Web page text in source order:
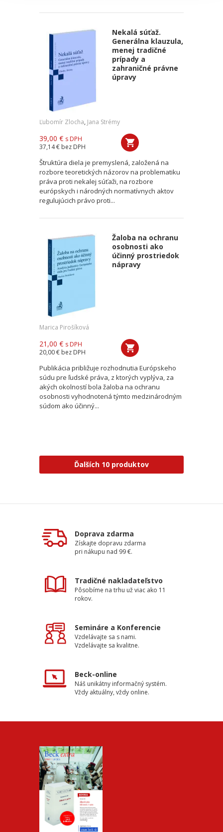
Nekalá súťaž.
Generálna klauzula,
menej tradičné
prípady a
zahraničné právne
úpravy
Ľubomír Zlocha, Jana Strémy
39,00 € s DPH
37,14 € bez DPH
Štruktúra diela je premyslená, založená na
rozbore teoretických názorov na problematiku
práva proti nekalej súťaži, na rozbore
európskych i národných normatívnych aktov
regulujúcich právo proti...
Žaloba na ochranu
osobnosti ako
účinný prostriedok
nápravy
Marica Pirošíková
21,00 € s DPH
20,00 € bez DPH
Publikácia približuje rozhodnutia Európskeho
súdu pre ľudské práva, z ktorých vyplýva, za
akých okolností bola žaloba na ochranu
osobnosti vyhodnotená týmto medzinárodným
súdom ako účinný...
Ďalších 10 produktov
Doprava zdarma
Získajte dopravu zdarma
pri nákupu nad 99 €.
Tradičné nakladateľstvo
Pôsobíme na trhu už viac ako 11
rokov.
Semináre a Konferencie
Vzdelávajte sa s nami.
Vzdelávajte sa kvalitne.
Beck-online
Náš unikátny informačný systém.
Vždy aktuálny, vždy online.